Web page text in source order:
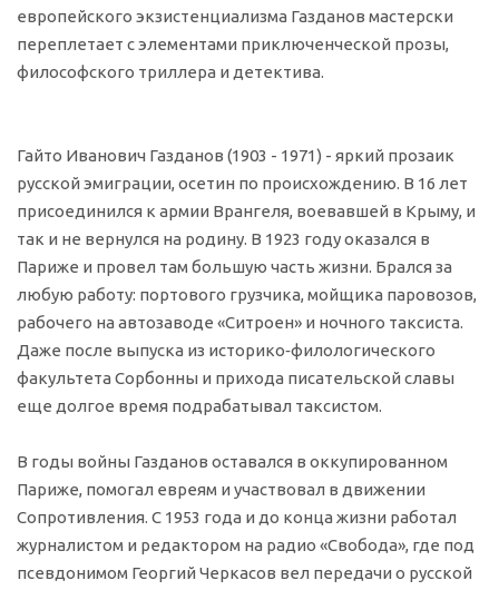
европейского экзистенциализма Газданов мастерски
переплетает с элементами приключенческой прозы,
философского триллера и детектива.
Гайто Иванович Газданов (1903 - 1971) - яркий прозаик
русской эмиграции, осетин по происхождению. В 16 лет
присоединился к армии Врангеля, воевавшей в Крыму, и
так и не вернулся на родину. В 1923 году оказался в
Париже и провел там большую часть жизни. Брался за
любую работу: портового грузчика, мойщика паровозов,
рабочего на автозаводе «Ситроен» и ночного таксиста.
Даже после выпуска из историко‑филологического
факультета Сорбонны и прихода писательской славы
еще долгое время подрабатывал таксистом.
В годы войны Газданов оставался в оккупированном
Париже, помогал евреям и участвовал в движении
Сопротивления. С 1953 года и до конца жизни работал
журналистом и редактором на радио «Свобода», где под
псевдонимом Георгий Черкасов вел передачи о русской